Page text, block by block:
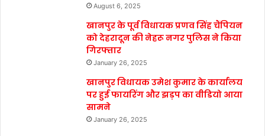
August 6, 2025
खानपुर के पूर्व विधायक प्रणव सिंह चैंपियन
को देहरादून की नेहरू नगर पुलिस ने किया
गिरफ्तार
January 26, 2025
खानपुर विधायक उमेश कुमार के कार्यालय
पर हुई फायरिंग और झड़प का वीडियो आया
सामने
January 26, 2025